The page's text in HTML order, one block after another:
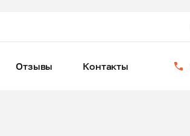
Отзывы Контакты